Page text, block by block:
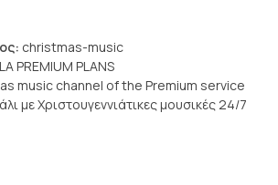
christmas-music
PREMIUM PLANS
music channel of the Premium service
με Χριστουγεννιάτικες μουσικές 24/7